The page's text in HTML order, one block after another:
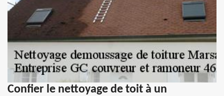
Confier le nettoyage de toit à un